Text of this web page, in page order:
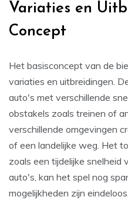
Variaties en
Concept
Het basisconcept van de
variaties en uitbreidingen.
auto's met verschillende
obstakels zoals treinen of
verschillende omgevingen
of een landelijke weg. Het
zoals een tijdelijke snelheid
auto's, kan het spel nog
mogelijkheden zijn